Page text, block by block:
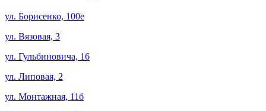
ул. Борисенко, 100е
ул. Вязовая, 3
ул. Гульбиновича, 16
ул. Липовая, 2
ул. Монтажная, 11б